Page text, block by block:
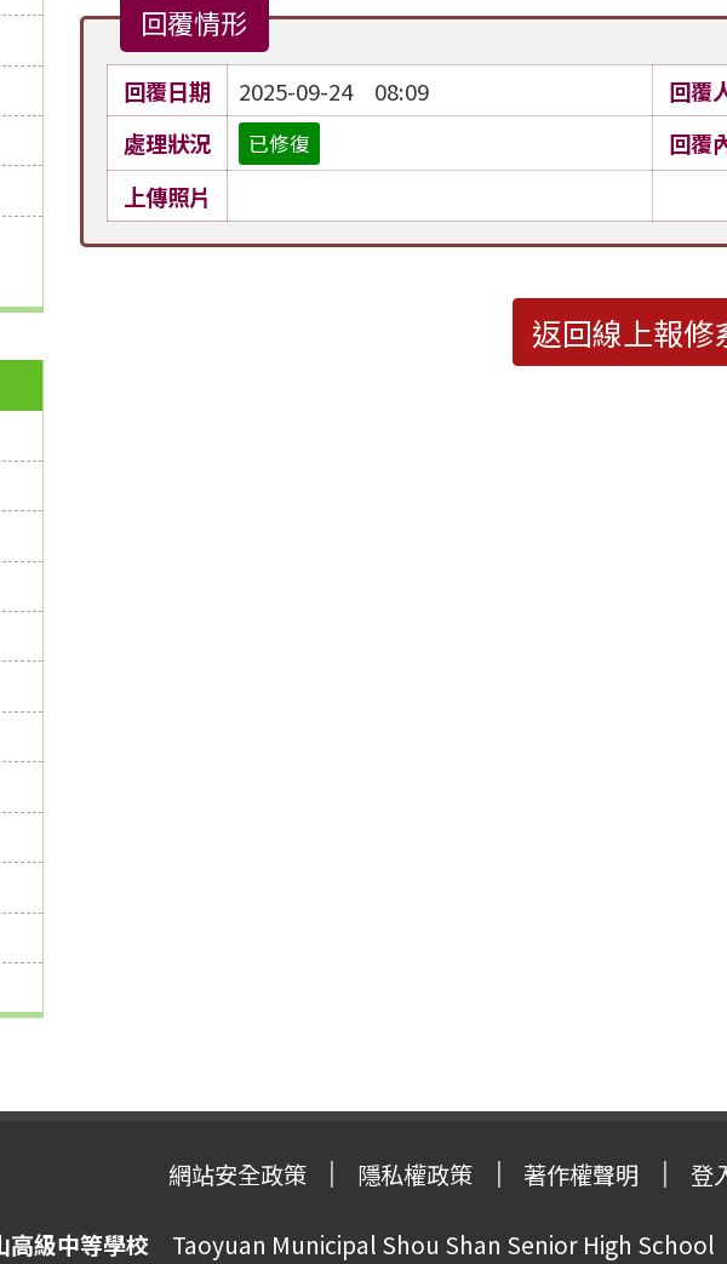
回覆情形
回覆日期 2025-09-24 08:09
回覆
處理狀況
已修復
回覆
上傳照片
返回線上報修
網站安全政策 隱私權政策 著作權聲明 登
高級中等學校 Taoyuan Municipal Shou Shan Senior High School